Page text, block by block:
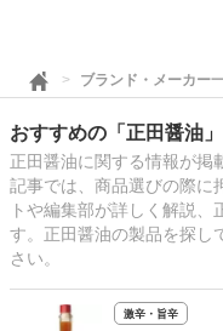
ブランド・メーカー
おすすめの「正田醤油
正田醤油に関する情報が掲
記事では、商品選びの際に
トや編集部が詳しく解説
す。正田醤油の製品を探し
さい。
激辛・旨辛